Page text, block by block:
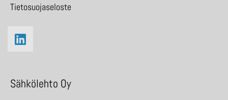
Tietosuojaseloste
Sähkölehto Oy